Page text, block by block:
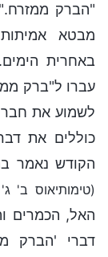
"הברק
מבטא
באחרית
עברו ל"ברק
לשמוע את
כוללים את
הקודש נאמר
(טימותיאוס ב' ג' 16)
האל, הכמרים
דברי 'הברק